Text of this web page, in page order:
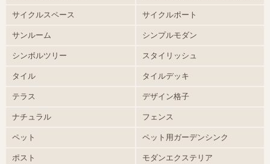
サイクルスペース サイクルポート
サンルーム シンプルモダン
シンボルツリー スタイリッシュ
タイル タイルデッキ
テラス デザイン格子
ナチュラル フェンス
ペット ペット用ガーデンシンク
ポスト モダンエクステリア